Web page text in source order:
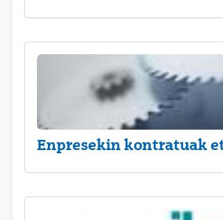
Enpresekin kontratuak